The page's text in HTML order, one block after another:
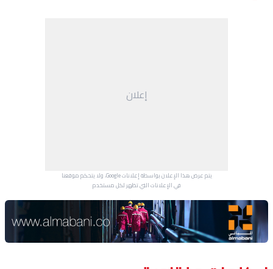
إعلان
يتم عرض هذا الإعلان بواسطة إعلانات Google، ولا يتحكم موقعنا
في الإعلانات التي تظهر لكل مستخدم.
Advertisement Section